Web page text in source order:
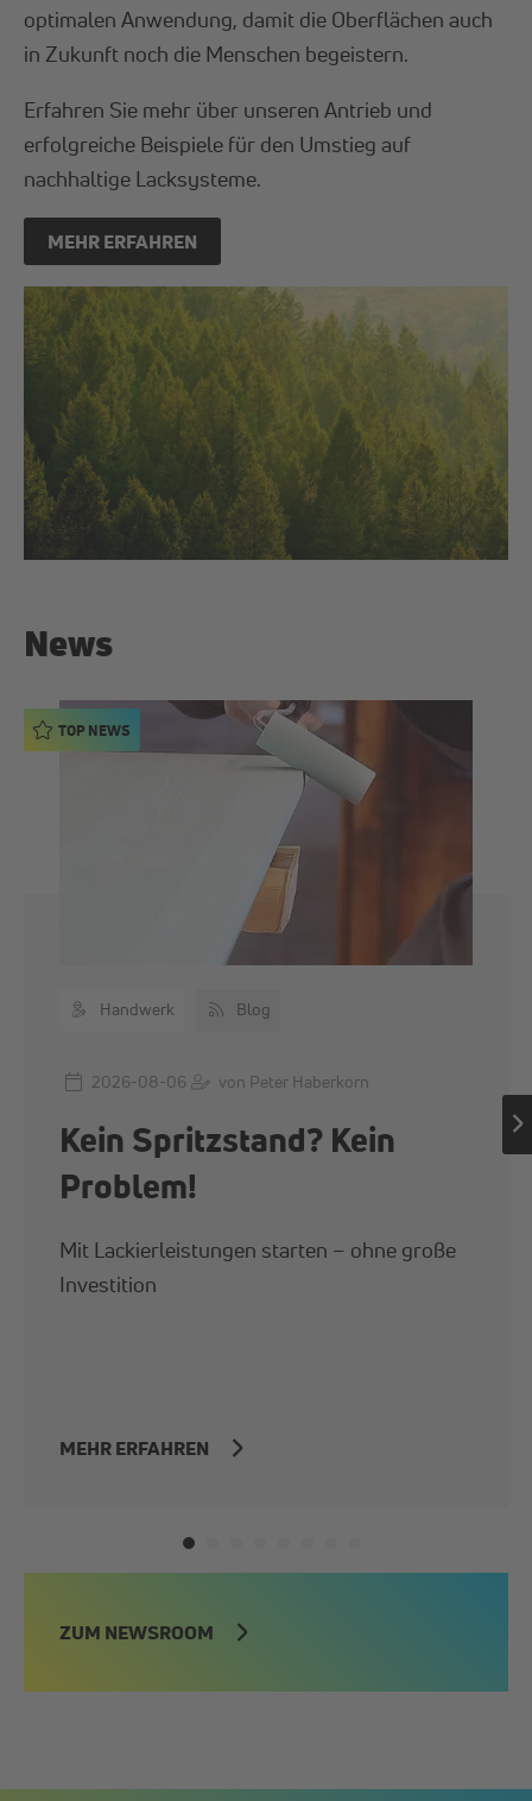
optimalen Anwendung, damit die Oberflächen auch
in Zukunft noch die Menschen begeistern.
Erfahren Sie mehr über unseren Antrieb und
erfolgreiche Beispiele für den Umstieg auf
nachhaltige Lacksysteme.
MEHR ERFAHREN
News
TOP NEWS
Handwerk Blog
2026-08-06 von Peter Haberkorn
Kein Spritzstand? Kein
Problem!
Mit Lackierleistungen starten – ohne große
Investition
MEHR ERFAHREN
ZUM NEWSROOM